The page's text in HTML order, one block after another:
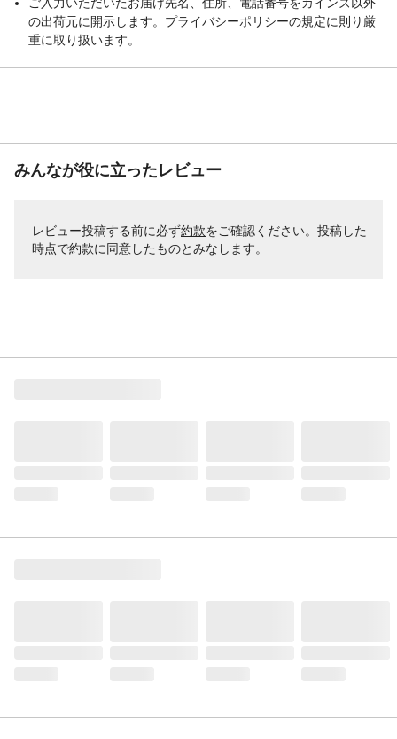
の出荷元に開示します。プライバシーポリシーの規定に則り厳
重に取り扱います。
みんなが役に立ったレビュー
レビュー投稿する前に必ず約款をご確認ください。投稿した
時点で約款に同意したものとみなします。